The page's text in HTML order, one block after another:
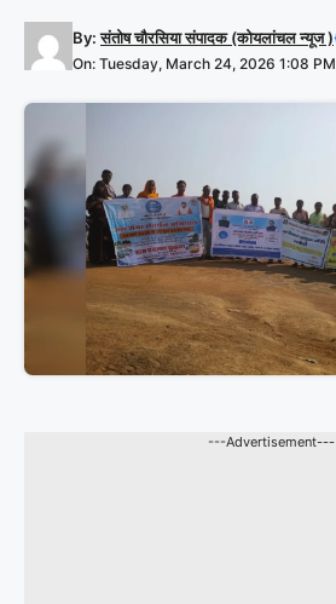
By:संतोष चौरसिया संपादक (कोयलांचल न्यूज )
On: Tuesday, March 24, 2026 1:08 PM
---Advertisement---